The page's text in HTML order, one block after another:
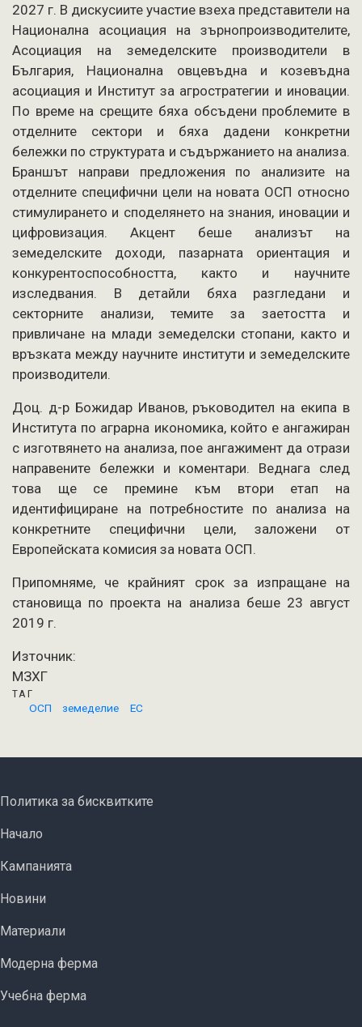
2027 г. В дискусиите участие взеха представители на
Национална асоциация на зърнопроизводителите,
Асоциация на земеделските производители в
България, Национална овцевъдна и козевъдна
асоциация и Институт за агростратегии и иновации.
По време на срещите бяха обсъдени проблемите в
отделните сектори и бяха дадени конкретни
бележки по структурата и съдържанието на анализа.
Браншът направи предложения по анализите на
отделните специфични цели на новата ОСП относно
стимулирането и споделянето на знания, иновации и
цифровизация. Акцент беше анализът на
земеделските доходи, пазарната ориентация и
конкурентоспособността, както и научните
изследвания. В детайли бяха разгледани и
секторните анализи, темите за заетостта и
привличане на млади земеделски стопани, както и
връзката между научните институти и земеделските
производители.
Доц. д-р Божидар Иванов, ръководител на екипа в
Института по аграрна икономика, който е ангажиран
с изготвянето на анализа, пое ангажимент да отрази
направените бележки и коментари. Веднага след
това ще се премине към втори етап на
идентифициране на потребностите по анализа на
конкретните специфични цели, заложени от
Европейската комисия за новата ОСП.
Припомняме, че крайният срок за изпращане на
становища по проекта на анализа беше 23 август
2019 г.
Източник:
МЗХГ
ТАГ
ОСП
земеделие ЕС
FOOTER MENU
Политика за бисквитките
ОСНОВНА НАВИГАЦИЯ
Начало
Кампанията
Новини
Материали
Модерна ферма
Учебна ферма